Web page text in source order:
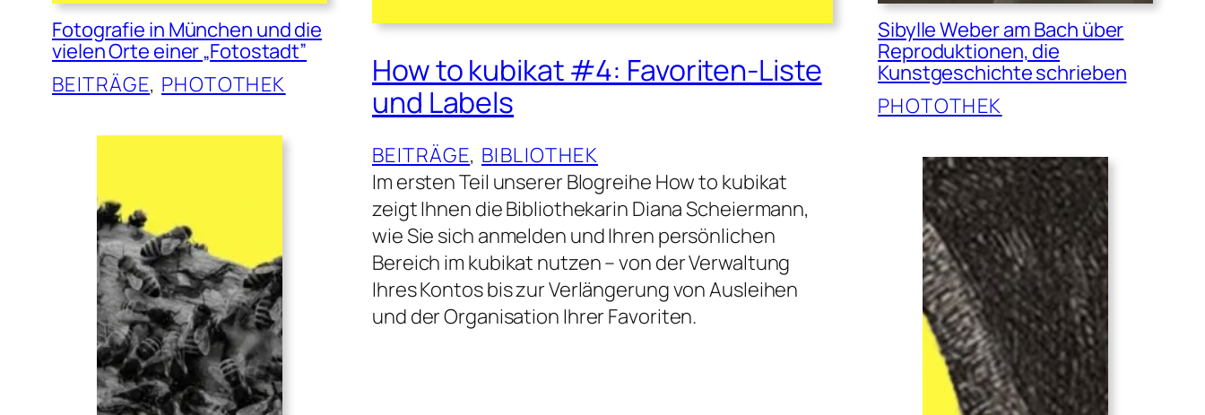
Fotografie in München und die
vielen Orte einer „Fotostadt”
BEITRÄGE, PHOTOTHEK
How to kubikat #4: Favoriten-Liste
und Labels
BEITRÄGE, BIBLIOTHEK
Im ersten Teil unserer Blogreihe How to kubikat
zeigt Ihnen die Bibliothekarin Diana Scheiermann,
wie Sie sich anmelden und Ihren persönlichen
Bereich im kubikat nutzen – von der Verwaltung
Ihres Kontos bis zur Verlängerung von Ausleihen
und der Organisation Ihrer Favoriten.
Sibylle Weber am Bach über
Reproduktionen, die
Kunstgeschichte schrieben
PHOTOTHEK